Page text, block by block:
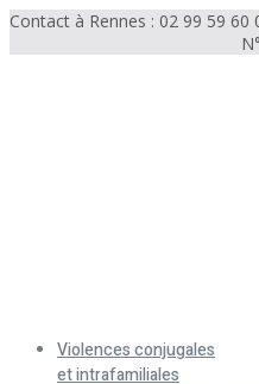
Contact à Rennes : 02 99 59 60
Violences conjugales
et intrafamiliales